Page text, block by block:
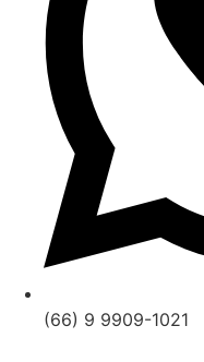
(66) 9 9909-1021